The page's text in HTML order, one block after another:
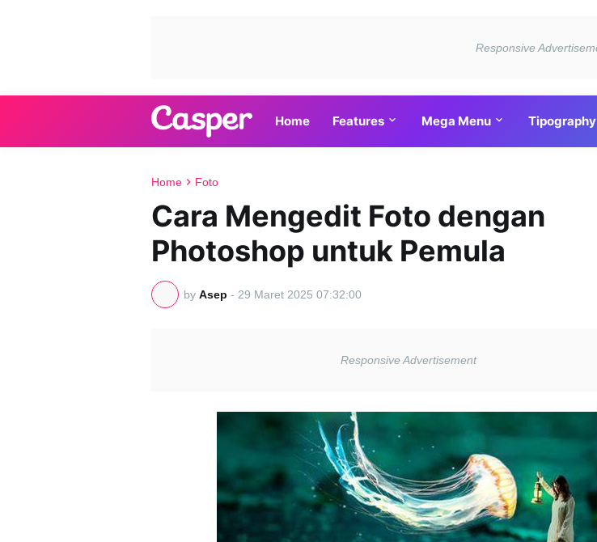
Home Features Mega Menu Tipography
Home Foto
Cara Mengedit Foto dengan
Photoshop untuk Pemula
by Asep - 29 Maret 2025 07:32:00